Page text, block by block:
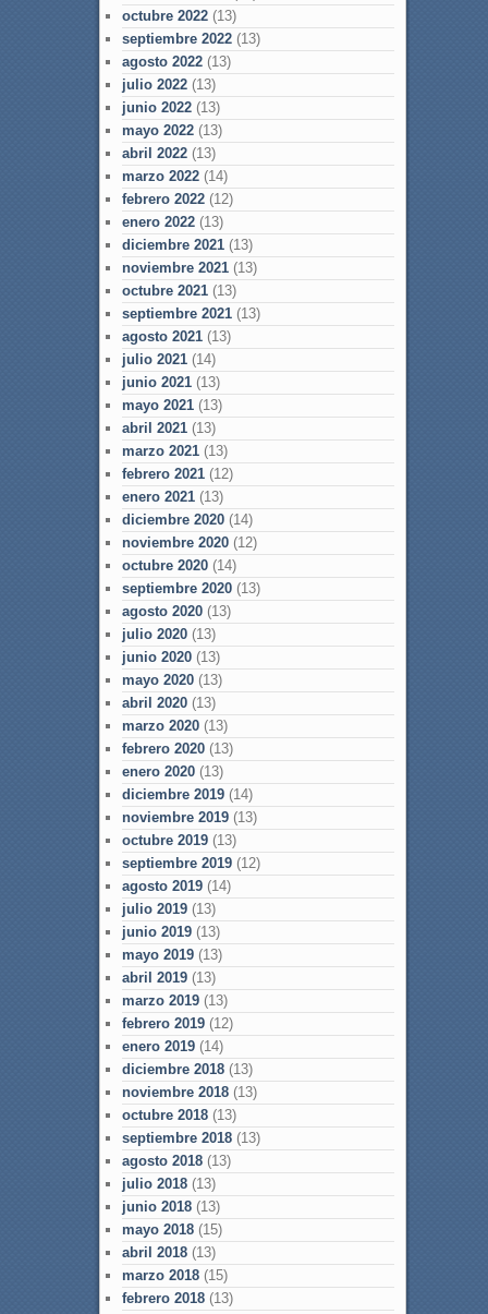
octubre 2022(13)
septiembre 2022(13)
agosto 2022(13)
julio 2022(13)
junio 2022(13)
mayo 2022(13)
abril 2022(13)
marzo 2022(14)
febrero 2022(12)
enero 2022(13)
diciembre 2021(13)
noviembre 2021(13)
octubre 2021(13)
septiembre 2021(13)
agosto 2021(13)
julio 2021(14)
junio 2021(13)
mayo 2021(13)
abril 2021(13)
marzo 2021(13)
febrero 2021(12)
enero 2021(13)
diciembre 2020(14)
noviembre 2020(12)
octubre 2020(14)
septiembre 2020(13)
agosto 2020(13)
julio 2020(13)
junio 2020(13)
mayo 2020(13)
abril 2020(13)
marzo 2020(13)
febrero 2020(13)
enero 2020(13)
diciembre 2019(14)
noviembre 2019(13)
octubre 2019(13)
septiembre 2019(12)
agosto 2019(14)
julio 2019(13)
junio 2019(13)
mayo 2019(13)
abril 2019(13)
marzo 2019(13)
febrero 2019(12)
enero 2019(14)
diciembre 2018(13)
noviembre 2018(13)
octubre 2018(13)
septiembre 2018(13)
agosto 2018(13)
julio 2018(13)
junio 2018(13)
mayo 2018(15)
abril 2018(13)
marzo 2018(15)
febrero 2018(13)